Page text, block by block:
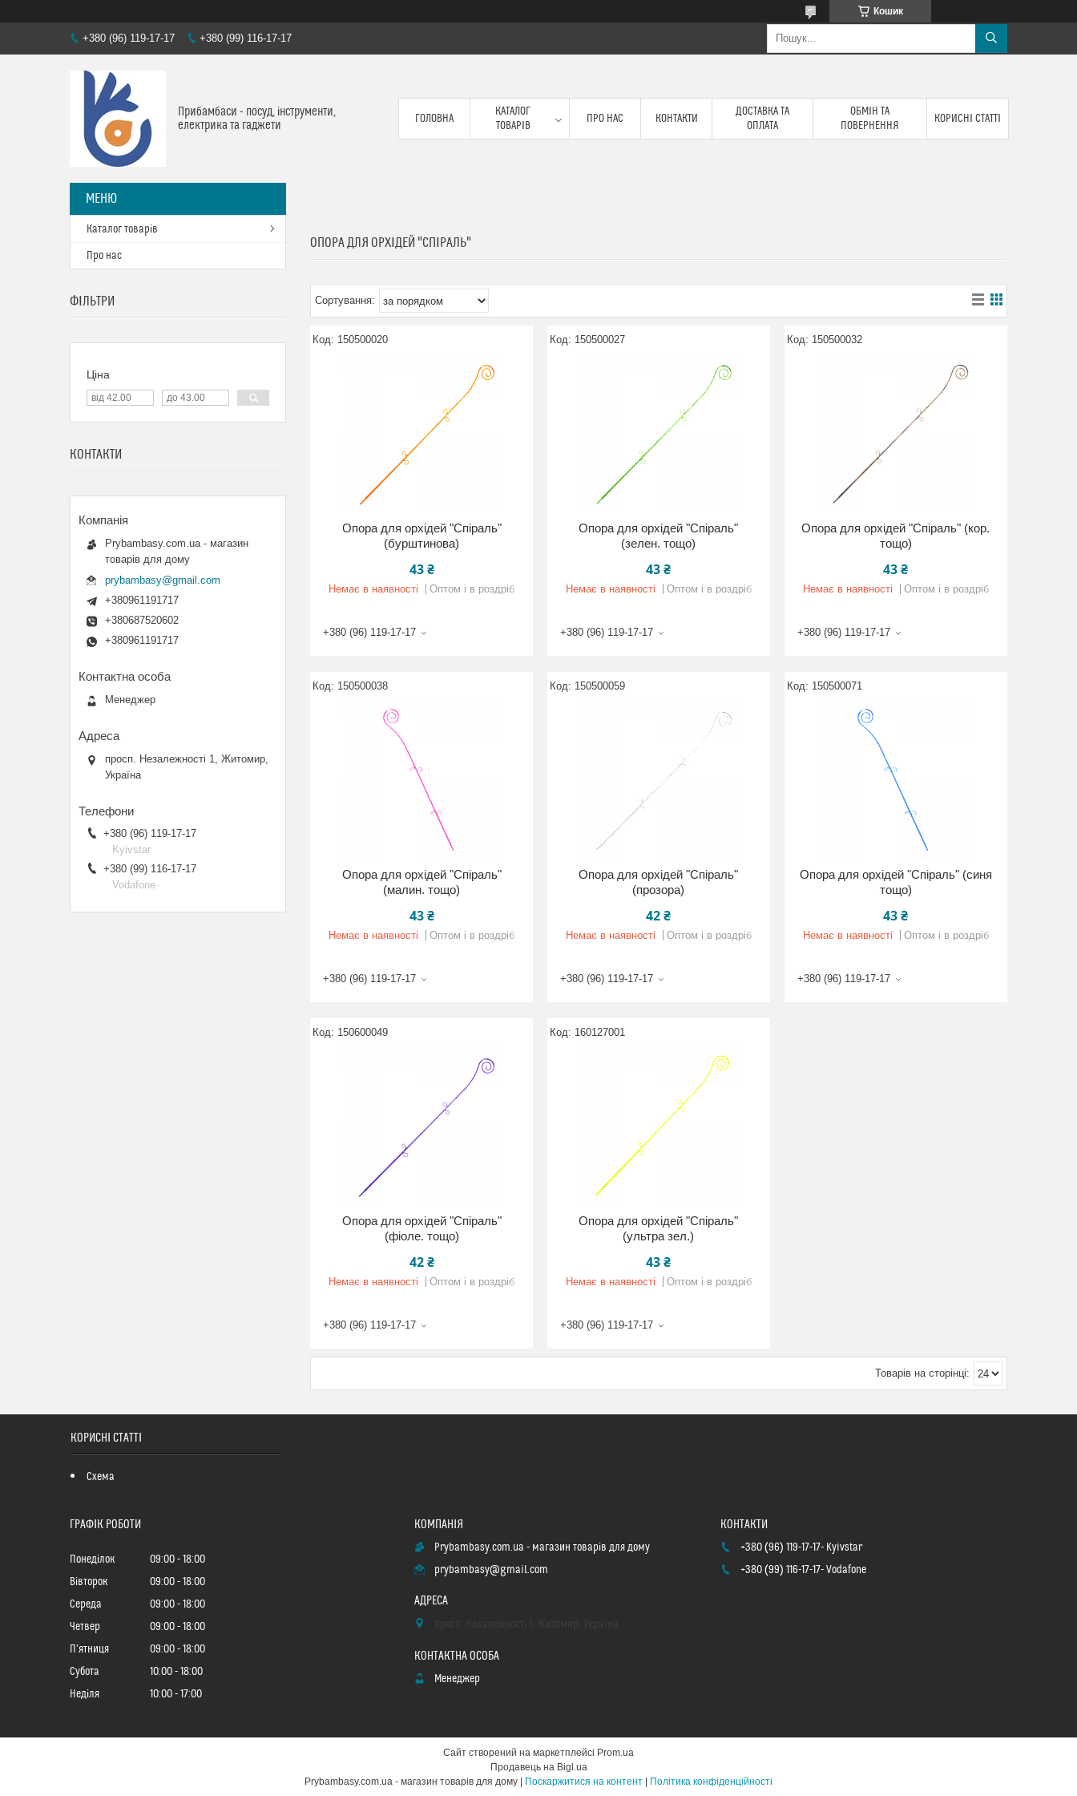
Кошик
+380 (96) 119-17-17 +380 (99) 116-17-17
Прибамбаси - посуд, інструменти,
електрика та гаджети
ГОЛОВНА
КАТАЛОГ
ТОВАРІВ
ПРО НАС КОНТАКТИ
ДОСТАВКА ТА
ОПЛАТА
ОБМІН ТА
ПОВЕРНЕННЯ
КОРИСНІ СТАТТІ
ОПОРА ДЛЯ ОРХІДЕЙ "СПІРАЛЬ"
150500020
Опора для орхідей "Спіраль"
(бурштинова)
43 ₴
Немає в наявності Оптом і в роздріб
+380 (96) 119-17-17
150500027
Опора для орхідей "Спіраль"
(зелен. тощо)
43 ₴
Немає в наявності Оптом і в роздріб
+380 (96) 119-17-17
150500032
Опора для орхідей "Спіраль" (кор.
тощо)
43 ₴
Немає в наявності Оптом і в роздріб
+380 (96) 119-17-17
150500038
Опора для орхідей "Спіраль"
(малин. тощо)
43 ₴
Немає в наявності Оптом і в роздріб
+380 (96) 119-17-17
150500059
Опора для орхідей "Спіраль"
(прозора)
42 ₴
Немає в наявності Оптом і в роздріб
+380 (96) 119-17-17
150500071
Опора для орхідей "Спіраль" (синя
тощо)
43 ₴
Немає в наявності Оптом і в роздріб
+380 (96) 119-17-17
150600049
Опора для орхідей "Спіраль"
(фіоле. тощо)
42 ₴
Немає в наявності Оптом і в роздріб
+380 (96) 119-17-17
160127001
Опора для орхідей "Спіраль"
(ультра зел.)
43 ₴
Немає в наявності Оптом і в роздріб
+380 (96) 119-17-17
Каталог товарів
Про нас
ФІЛЬТРИ
Ціна
КОНТАКТИ
Prybambasy.com.ua - магазин
товарів для дому
prybambasy@gmail.com
+380961191717
+380687520602
+380961191717
Менеджер
просп. Незалежності 1, Житомир,
Україна
+380 (96) 119-17-17
Kyivstar
+380 (99) 116-17-17
Vodafone
КОРИСНІ СТАТТІ
Схема
ГРАФІК РОБОТИ
Понеділок 09:00
18:00
Вівторок
09:00
18:00
Середа
09:00
18:00
Четвер
09:00
18:00
Пʼятниця
09:00
18:00
Субота
10:00
18:00
Неділя
10:00 17:00
Prybambasy.com.ua - магазин товарів для дому
prybambasy@gmail.com
Менеджер
+380 (96) 119-17-17 Kyivstar
+380 (99) 116-17-17 Vodafone
Сайт створений на маркетплейсі Prom.ua
Продавець на Bigl.ua
Поскаржитися на контент Політика конфіденційності